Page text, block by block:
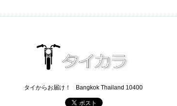
タイからお届け！ Bangkok Thailand 10400